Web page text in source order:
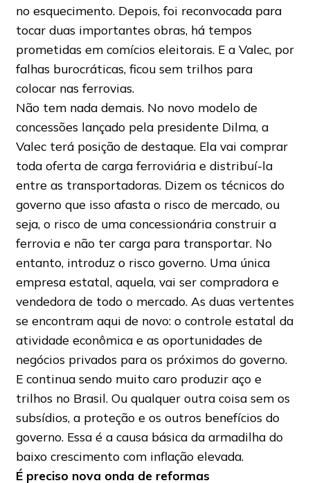
no esquecimento. Depois, foi reconvocada para
tocar duas importantes obras, há tempos
prometidas em comícios eleitorais. E a Valec, por
falhas burocráticas, ficou sem trilhos para
colocar nas ferrovias.
Não tem nada demais. No novo modelo de
concessões lançado pela presidente Dilma, a
Valec terá posição de destaque. Ela vai comprar
toda oferta de carga ferroviária e distribuí-la
entre as transportadoras. Dizem os técnicos do
governo que isso afasta o risco de mercado, ou
seja, o risco de uma concessionária construir a
ferrovia e não ter carga para transportar. No
entanto, introduz o risco governo. Uma única
empresa estatal, aquela, vai ser compradora e
vendedora de todo o mercado. As duas vertentes
se encontram aqui de novo: o controle estatal da
atividade econômica e as oportunidades de
negócios privados para os próximos do governo.
E continua sendo muito caro produzir aço e
trilhos no Brasil. Ou qualquer outra coisa sem os
subsídios, a proteção e os outros benefícios do
governo. Essa é a causa básica da armadilha do
baixo crescimento com inflação elevada.
É preciso nova onda de reformas